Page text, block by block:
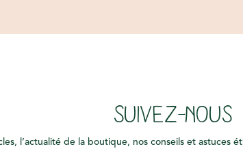
SUIVEZ-NOUS
l’actualité de la boutique, nos conseils et astuces